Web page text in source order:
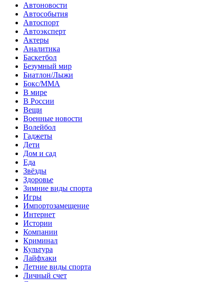
Автоновости
Автособытия
Автоспорт
Автоэксперт
Актеры
Аналитика
Баскетбол
Безумный мир
Биатлон/Лыжи
Бокс/MMA
В мире
В России
Вещи
Военные новости
Волейбол
Гаджеты
Дети
Дом и сад
Еда
Звёзды
Здоровье
Зимние виды спорта
Игры
Импортозамещение
Интернет
Истории
Компании
Криминал
Культура
Лайфхаки
Летние виды спорта
Личный счет